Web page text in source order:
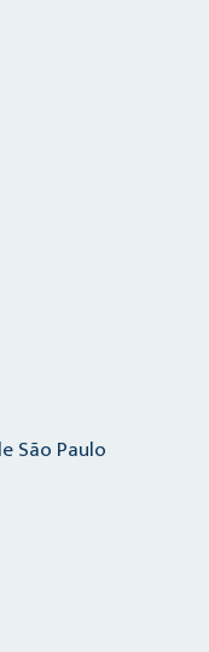
São Paulo